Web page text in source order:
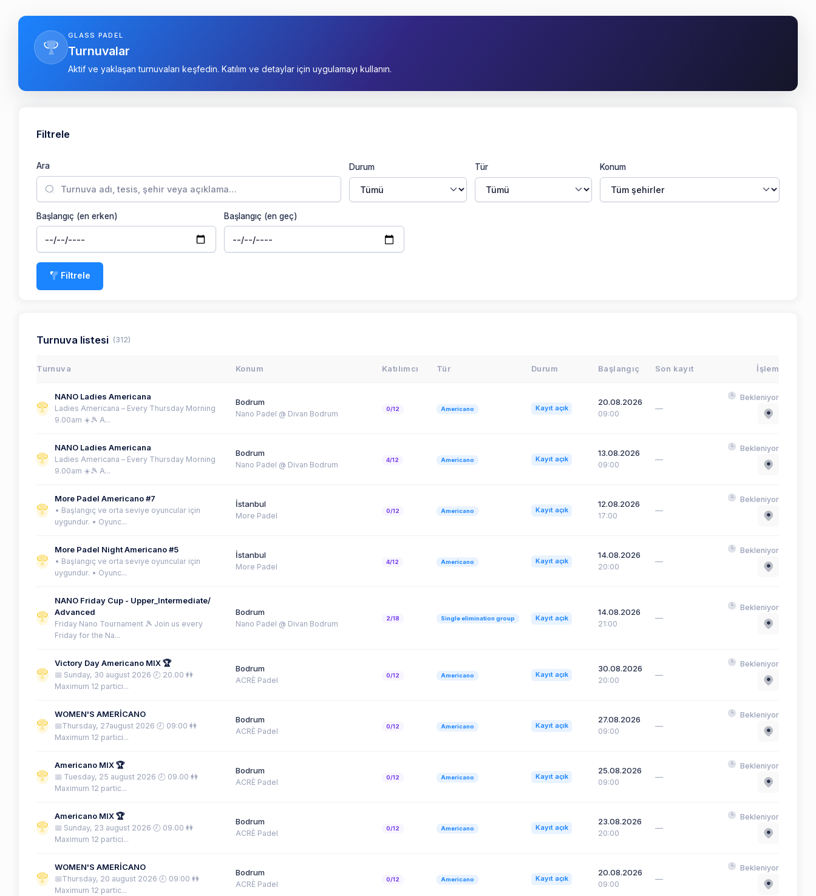
GLASS PADEL
Turnuvalar
Aktif ve yaklaşan turnuvaları keşfedin. Katılım ve detaylar için uygulamayı kullanın.
Filtrele
Ara Durum Tür Konum
Başlangıç (en erken) Başlangıç (en geç)
Filtrele
Turnuva listesi (312)
Turnuva Konum Katılımcı Tür Durum Başlangıç Son kayıt İşlem
NANO Ladies Americana
Ladies Americana – Every Thursday Morning
9.00am ☀️🎾 A...
Bodrum
Nano Padel @ Divan Bodrum
0/12 Americano Kayıt açık
20.08.2026
09:00
—
Bekleniyor
NANO Ladies Americana
Ladies Americana – Every Thursday Morning
9.00am ☀️🎾 A...
Bodrum
Nano Padel @ Divan Bodrum
4/12 Americano Kayıt açık
13.08.2026
09:00
—
Bekleniyor
More Padel Americano #7
• Başlangıç ve orta seviye oyuncular için
uygundur. • Oyunc...
İstanbul
More Padel
0/12 Americano Kayıt açık
12.08.2026
17:00
—
Bekleniyor
More Padel Night Americano #5
• Başlangıç ve orta seviye oyuncular için
uygundur. • Oyunc...
İstanbul
More Padel
4/12 Americano Kayıt açık
14.08.2026
20:00
—
Bekleniyor
NANO Friday Cup - Upper_Intermediate/
Advanced
Friday Nano Tournament 🎾 Join us every
Friday for the Na...
Bodrum
Nano Padel @ Divan Bodrum
2/18 Single elimination group Kayıt açık
14.08.2026
21:00
—
Bekleniyor
Victory Day Americano MIX 🏆
📅 Sunday, 30 august 2026 🕗 20.00 👭
Maximum 12 partici...
Bodrum
ACRÈ Padel
0/12 Americano Kayıt açık
30.08.2026
20:00
—
Bekleniyor
WOMEN'S AMERİCANO
📅Thursday, 27august 2026 🕗 09:00 👭
Maximum 12 partici...
Bodrum
ACRÈ Padel
0/12 Americano Kayıt açık
27.08.2026
09:00
—
Bekleniyor
Americano MIX 🏆
📅 Tuesday, 25 august 2026 🕗 09.00 👭
Maximum 12 partic...
Bodrum
ACRÈ Padel
0/12 Americano Kayıt açık
25.08.2026
09:00
—
Bekleniyor
Americano MIX 🏆
📅 Sunday, 23 august 2026 🕗 09.00 👭
Maximum 12 partici...
Bodrum
ACRÈ Padel
0/12 Americano Kayıt açık
23.08.2026
20:00
—
Bekleniyor
WOMEN'S AMERİCANO
📅Thursday, 20 august 2026 🕗 09:00 👭
Maximum 12 partic...
Bodrum
ACRÈ Padel
0/12 Americano Kayıt açık
20.08.2026
09:00
—
Bekleniyor